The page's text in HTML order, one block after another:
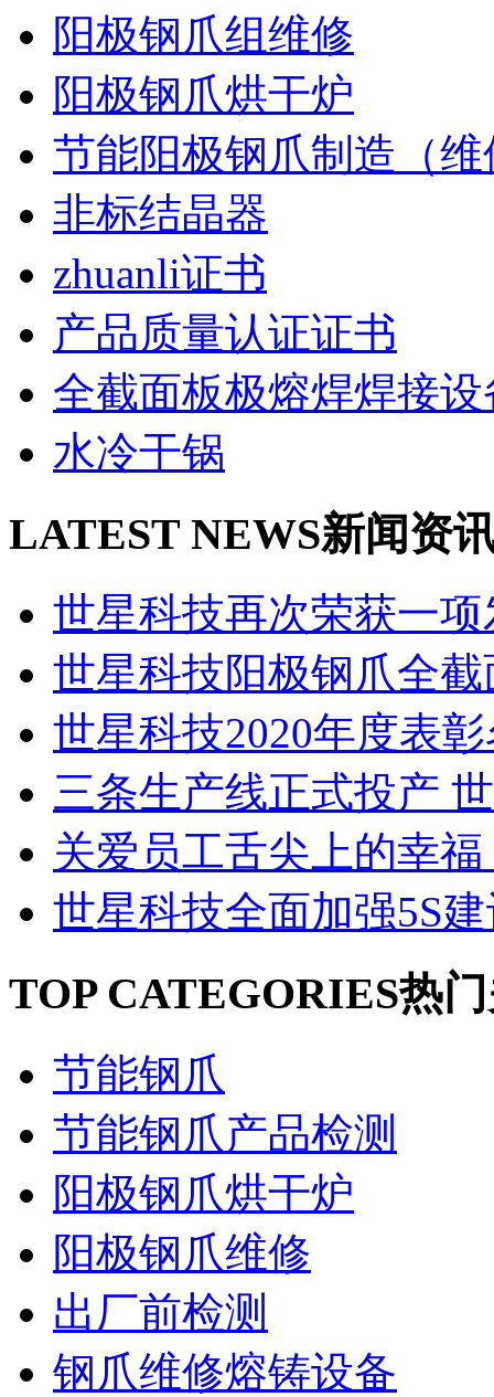
阳极钢爪组维修
阳极钢爪烘干炉
节能阳极钢爪制造（
非标结晶器
zhuanli证书
产品质量认证证书
全截面板极熔焊焊接设
水冷干锅
LATEST NEWS新闻资
世星科技再次荣获一项
世星科技阳极钢爪全截
世星科技2020年度表
三条生产线正式投产
关爱员工舌尖上的幸福
世星科技全面加强5S
TOP CATEGORIES热
节能钢爪
节能钢爪产品检测
阳极钢爪烘干炉
阳极钢爪维修
出厂前检测
钢爪维修熔铸设备